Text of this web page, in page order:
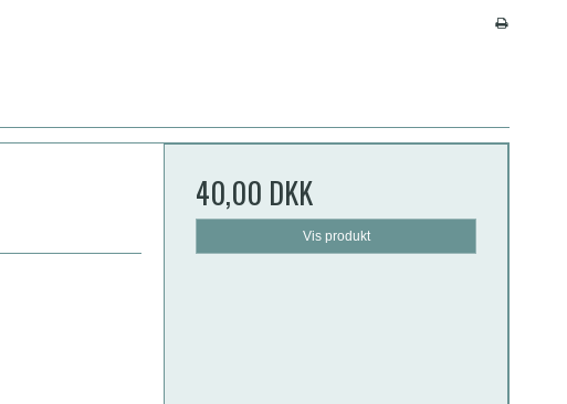
40,00 DKK
Vis produkt